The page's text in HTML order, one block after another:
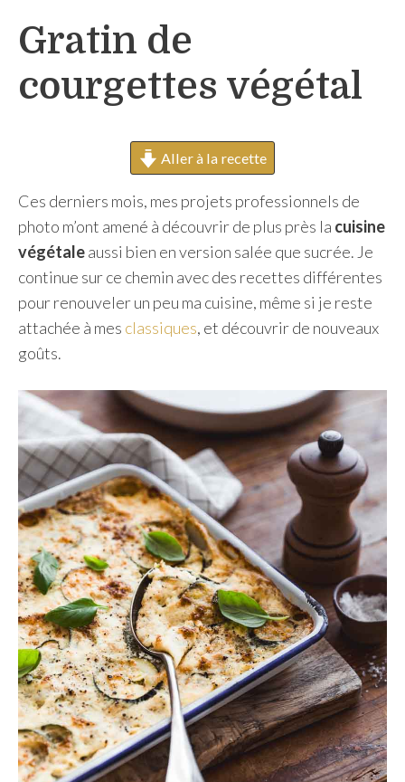
Gratin de
courgettes végétal
Aller à la recette
Ces derniers mois, mes projets professionnels de
photo m’ont amené à découvrir de plus près la cuisine
végétaleaussi bien en version salée que sucrée. Je
continue sur ce chemin avec des recettes différentes
pour renouveler un peu ma cuisine, même si je reste
attachée à mes classiques, et découvrir de nouveaux
goûts.